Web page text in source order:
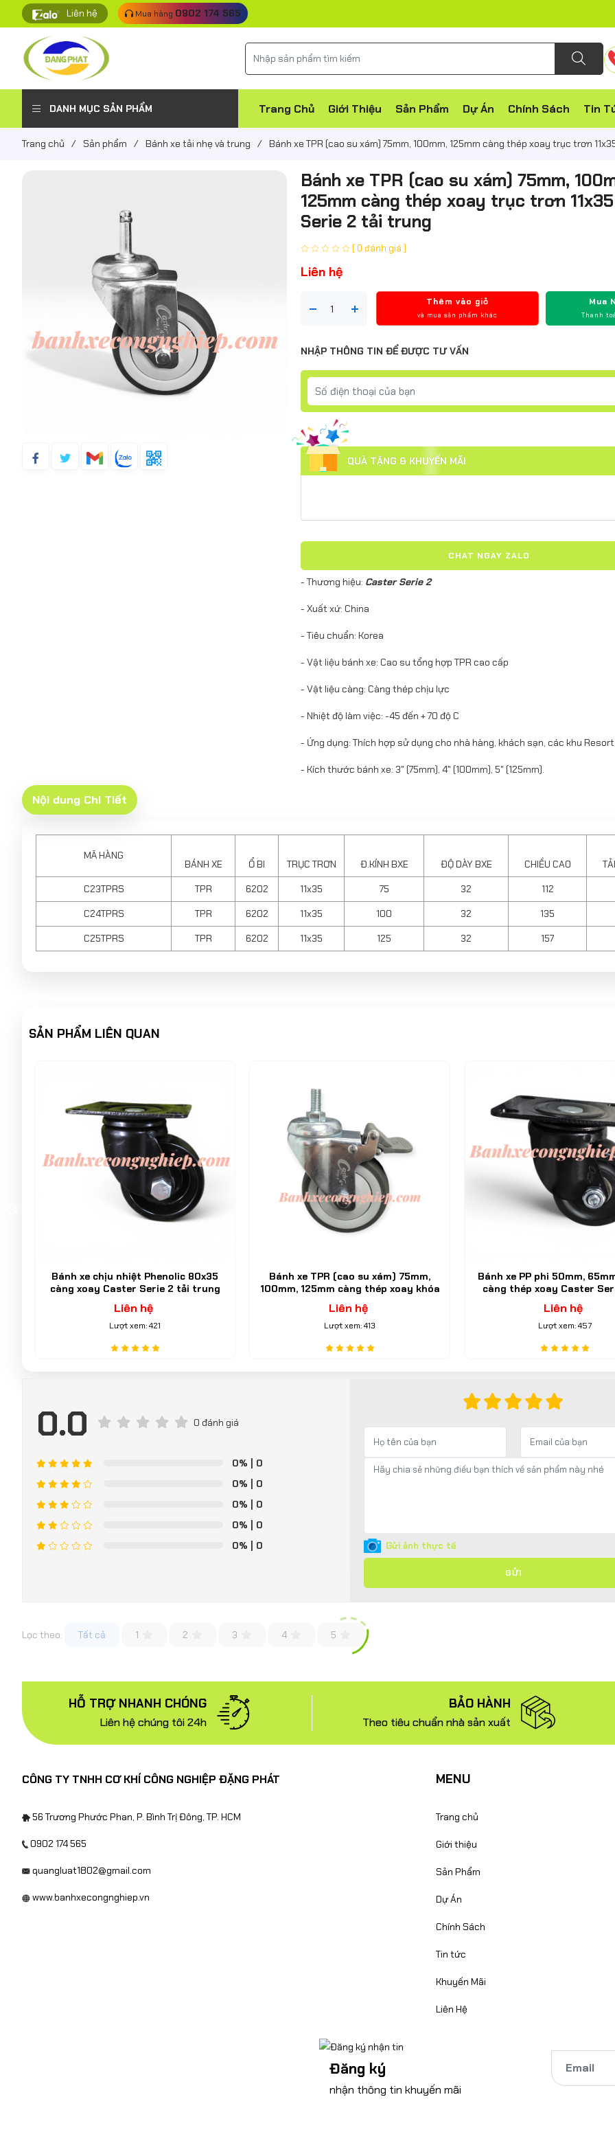
Liên hệ Mua hàng 0902 174 565
DANH MỤC SẢN PHẨM Trang Chủ Giới Thiệu Sản Phẩm Dự Án Chính Sách Tin
Trang chủ / Sản phẩm / Bánh xe tải nhẹ và trung / Bánh xe TPR (cao su xám) 75mm, 100mm, 125mm càng thép xoay trục trơn
Bánh xe TPR (cao su xám) 75mm,
125mm càng thép xoay trục trơn
Serie 2 tải trung
( 0 đánh giá )
Liên hệ
Thêm vào giỏ
và mua sản phẩm khác
Mua
Thanh
NHẬP THÔNG TIN ĐỂ ĐƯỢC TƯ VẤN
QUÀ TẶNG & KHUYẾN MÃI
CHAT NGAY ZALO
- Thương hiệu: Caster Serie 2
- Xuất xứ: China
- Tiêu chuẩn: Korea
- Vật liệu bánh xe: Cao su tổng hợp TPR cao cấp
- Vật liệu càng: Càng thép chịu lực
- Nhiệt độ làm việc: -45 đến + 70 độ C
- Ứng dụng: Thích hợp sử dụng cho nhà hàng, khách sạn, các khu
- Kích thước bánh xe: 3" (75mm), 4" (100mm), 5" (125mm).
Nội dung Chi Tiết
MÃ HÀNG
BÁNH XE Ổ BI TRỤC TRƠN Đ.KÍNH BXE ĐỘ DÀY BXE CHIỀU CAO
C23TPRS
TPR 6202 11x35 75 32
112
C24TPRS
TPR 6202 11x35 100 32
135
C25TPRS
TPR 6202 11x35 125 32 157
SẢN PHẨM LIÊN QUAN
Bánh xe TPR (cao su xám) 75mm,
100mm, 125mm càng thép xoay khóa
trục ren M12 Caster Serie 2 tải trung
Liên hệ
Lượt xem: 413
Bánh xe PP phi 50mm, 65mm, 75mm
càng thép xoay Caster Serie 2 tải
Liên hệ
Lượt xem: 457
Bánh xe PA phi 75mm,
càng thép xoay khóa đơn
2 tải trung
Liên hệ
Lượt xem: 501
0.0 0 đánh giá
0% | 0
0% | 0
0% | 0
0% | 0
0% | 0 Gửi ảnh thực tế
GỬI
Lọc theo: Tất cả 1 2 3 4 5
HỖ TRỢ NHANH CHÓNG
Liên hệ chúng tôi 24h
BẢO HÀNH
Theo tiêu chuẩn nhà sản xuất
CÔNG TY TNHH CƠ KHÍ CÔNG NGHIỆP ĐẶNG PHÁT
56 Trương Phước Phan, P. Bình Trị Đông, TP. HCM
0902 174 565
quangluat1802@gmail.com
www.banhxecongnghiep.vn
MENU
Trang chủ
Giới thiệu
Sản Phẩm
Dự Án
Chính Sách
Tin tức
Khuyến Mãi
Liên Hệ
Đăng ký
nhận thông tin khuyến mãi